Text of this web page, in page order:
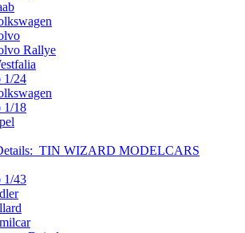
Rallye
1/24
1/18
TIN WIZARD MODELCARS
1/43